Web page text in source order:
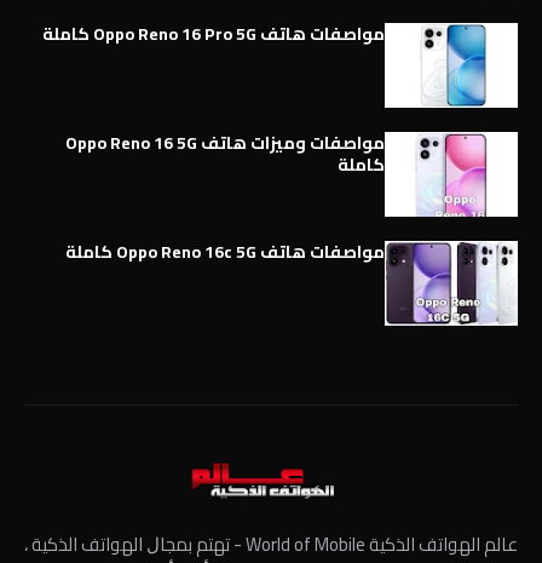
مواصفات هاتف Oppo Reno 16 Pro 5G كاملة
مواصفات وميزات هاتف Oppo Reno 16 5G
كاملة
مواصفات هاتف Oppo Reno 16c 5G كاملة
عالم الهواتف الذكية World of Mobile - ﺗﻬﺘﻢ ﺑﻤﺠﺎﻝ الهواتف الذكية ،